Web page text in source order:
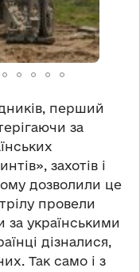
перший
за
захотів і
дозволили це
провели
за українськими
дізналися,
Так само і з